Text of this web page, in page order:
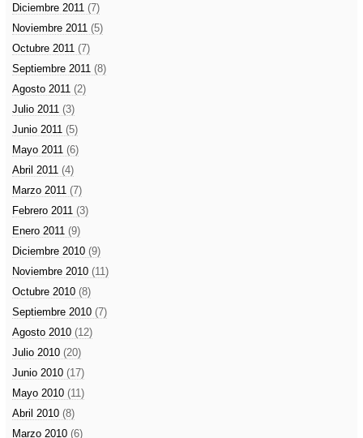
Diciembre 2011 (7)
Noviembre 2011 (5)
Octubre 2011 (7)
Septiembre 2011 (8)
Agosto 2011 (2)
Julio 2011 (3)
Junio 2011 (5)
Mayo 2011 (6)
Abril 2011 (4)
Marzo 2011 (7)
Febrero 2011 (3)
Enero 2011 (9)
Diciembre 2010 (9)
Noviembre 2010 (11)
Octubre 2010 (8)
Septiembre 2010 (7)
Agosto 2010 (12)
Julio 2010 (20)
Junio 2010 (17)
Mayo 2010 (11)
Abril 2010 (8)
Marzo 2010 (6)